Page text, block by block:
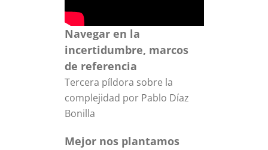
Navegar en la
incertidumbre, marcos
de referencia
Tercera píldora sobre la
complejidad por Pablo Díaz
Bonilla
Mejor nos plantamos